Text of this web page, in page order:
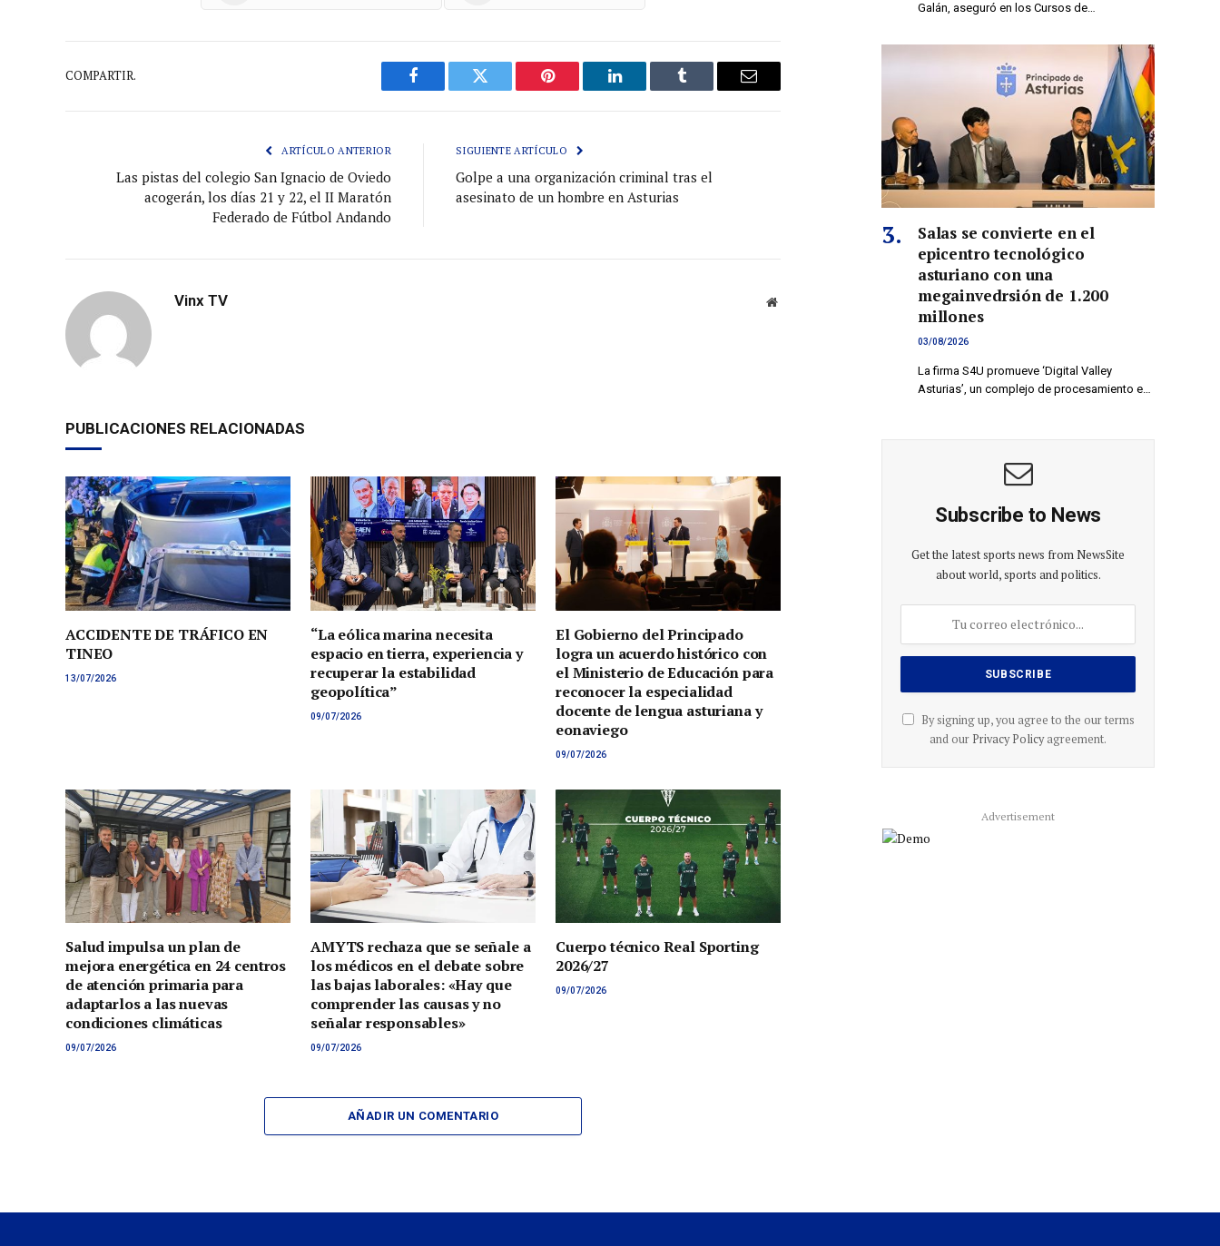
COMPARTIR.
Facebook Gorjeo Pinterest LinkedIn Tumblr
Correo
ARTÍCULO ANTERIOR
Las pistas del colegio San Ignacio de Oviedo
acogerán, los días 21 y 22, el II Maratón
Federado de Fútbol Andando
SIGUIENTE ARTÍCULO
Golpe a una organización criminal tras el
asesinato de un hombre en Asturias
Vinx TV
Sitio
PUBLICACIONES RELACIONADAS
ACCIDENTE DE TRÁFICO EN
TINEO
13/07/2026
“La eólica marina necesita
espacio en tierra, experiencia y
recuperar la estabilidad
geopolítica”
09/07/2026
El Gobierno del Principado
logra un acuerdo histórico con
el Ministerio de Educación para
reconocer la especialidad
docente de lengua asturiana y
eonaviego
09/07/2026
Salud impulsa un plan de
mejora energética en 24 centros
de atención primaria para
adaptarlos a las nuevas
condiciones climáticas
09/07/2026
AMYTS rechaza que se señale a
los médicos en el debate sobre
las bajas laborales: «Hay que
comprender las causas y no
señalar responsables»
09/07/2026
Cuerpo técnico Real Sporting
2026/27
09/07/2026
AÑADIR UN COMENTARIO
Galán, aseguró en los Cursos de…
Salas se convierte en el
epicentro tecnológico
asturiano con una
megainvedrsión de 1.200
millones
03/08/2026
La firma S4U promueve ‘Digital Valley
Asturias’, un complejo de procesamiento e…
Subscribe to News
Get the latest sports news from NewsSite
about world, sports and politics.
By signing up, you agree to the our terms
and our Privacy Policyagreement.
Advertisement